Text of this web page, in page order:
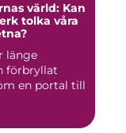
värld: Kan
tolka våra
länge
förbryllat
en portal till